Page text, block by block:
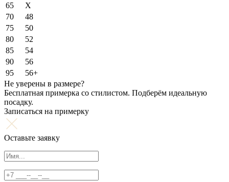
65
X
70
48
75
50
80
52
85
54
90
56
95
56+
Не уверены в размере?
Бесплатная примерка со стилистом. Подберём идеальную
посадку.
Записаться на примерку
Оставьте заявку